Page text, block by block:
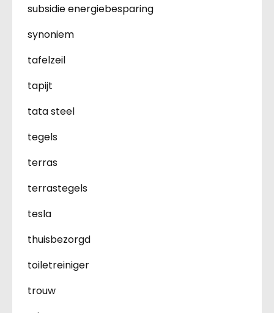
subsidie energiebesparing
synoniem
tafelzeil
tapijt
tata steel
tegels
terras
terrastegels
tesla
thuisbezorgd
toiletreiniger
trouw